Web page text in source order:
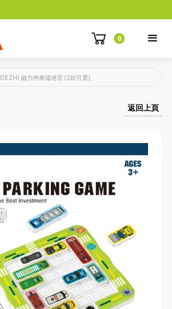
0
DEZHI 磁力停車場迷宮 (2款可選)
返回上頁